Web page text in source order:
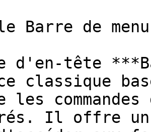
Barre de
d'en-tête
classique
les
Il offre un